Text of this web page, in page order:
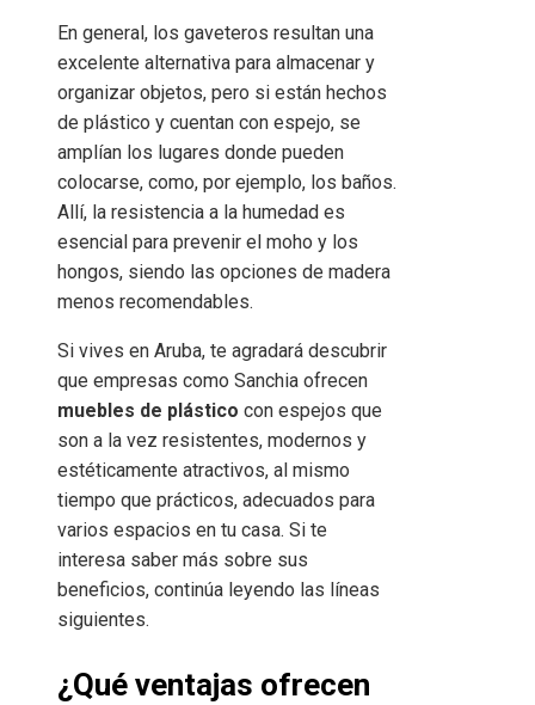
En general, los gaveteros resultan una
excelente alternativa para almacenar y
organizar objetos, pero si están hechos
de plástico y cuentan con espejo, se
amplían los lugares donde pueden
colocarse, como, por ejemplo, los baños.
Allí, la resistencia a la humedad es
esencial para prevenir el moho y los
hongos, siendo las opciones de madera
menos recomendables.
Si vives en Aruba, te agradará descubrir
que empresas como Sanchia ofrecen
muebles de plástico con espejos que
son a la vez resistentes, modernos y
estéticamente atractivos, al mismo
tiempo que prácticos, adecuados para
varios espacios en tu casa. Si te
interesa saber más sobre sus
beneficios, continúa leyendo las líneas
siguientes.
¿Qué ventajas ofrecen